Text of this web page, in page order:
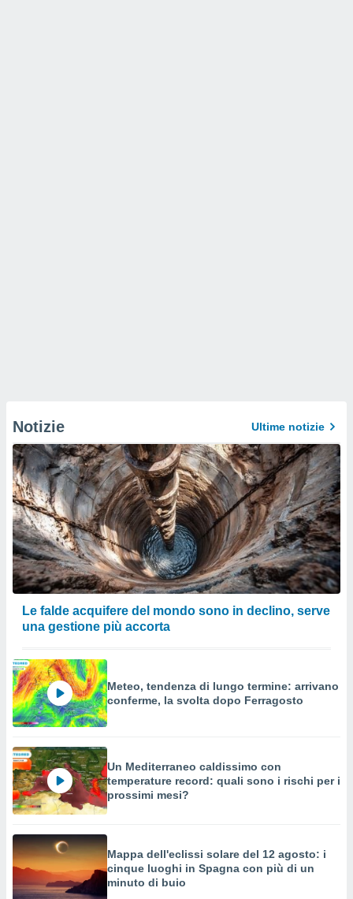
Notizie Ultime notizie
Le falde acquifere del mondo sono in declino, serve
una gestione più accorta
Meteo, tendenza di lungo termine: arrivano
conferme, la svolta dopo Ferragosto
Un Mediterraneo caldissimo con
temperature record: quali sono i rischi per i
prossimi mesi?
Mappa dell'eclissi solare del 12 agosto: i
cinque luoghi in Spagna con più di un
minuto di buio